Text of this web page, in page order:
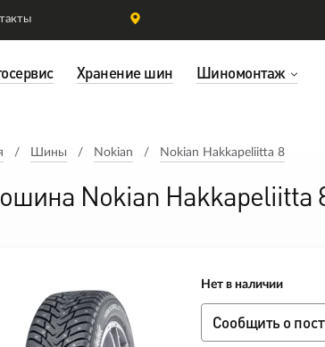
Хранение шин Шиномонтаж
Шины Nokian Nokian Hakkapeliitta 8
Nokian Hakkapeliitta
Нет в наличии
Сообщить о